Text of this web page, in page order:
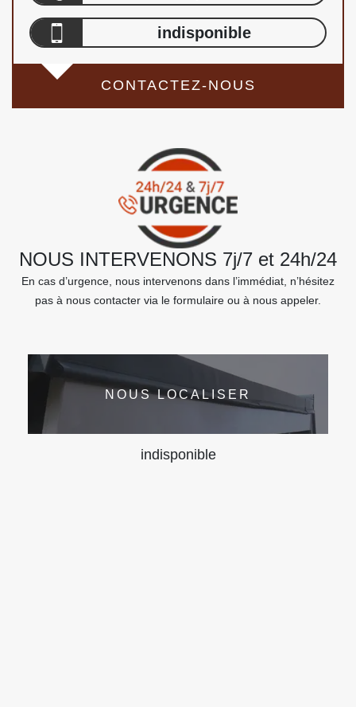
indisponible
CONTACTEZ-NOUS
NOUS INTERVENONS 7j/7 et 24h/24
En cas d’urgence, nous intervenons dans l’immédiat, n’hésitez
pas à nous contacter via le formulaire ou à nous appeler.
NOUS LOCALISER
indisponible